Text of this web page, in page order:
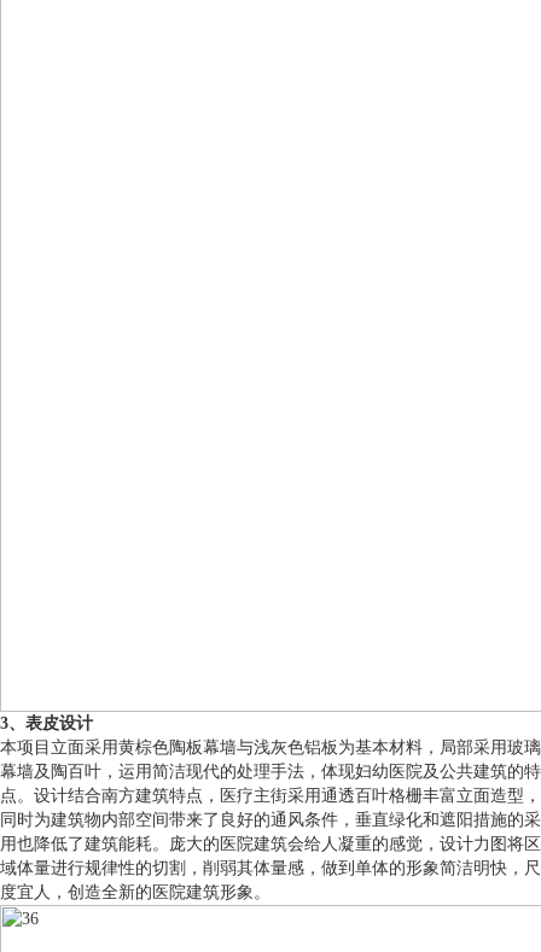
3、表皮设计
本项目立面采用黄棕色陶板幕墙与浅灰色铝板为基本材料，局部采用玻璃
幕墙及陶百叶，运用简洁现代的处理手法，体现妇幼医院及公共建筑的特
点。设计结合南方建筑特点，医疗主街采用通透百叶格栅丰富立面造型，
同时为建筑物内部空间带来了良好的通风条件，垂直绿化和遮阳措施的采
用也降低了建筑能耗。庞大的医院建筑会给人凝重的感觉，设计力图将区
域体量进行规律性的切割，削弱其体量感，做到单体的形象简洁明快，尺
度宜人，创造全新的医院建筑形象。